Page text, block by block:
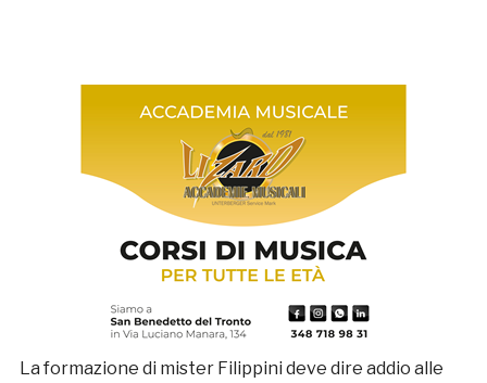
La formazione di mister Filippini deve dire addio alle